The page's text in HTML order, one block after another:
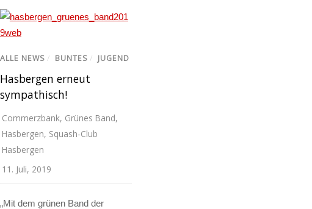
ALLE NEWS / BUNTES / JUGEND
Hasbergen erneut
sympathisch!
Commerzbank, Grünes Band,
Hasbergen, Squash-Club
Hasbergen
11. Juli, 2019
„Mit dem grünen Band der